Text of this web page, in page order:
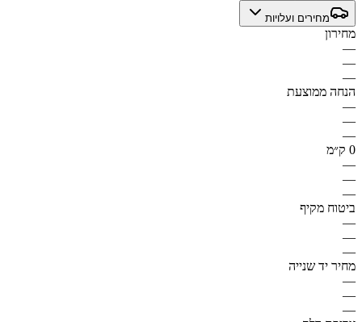
מחירים ועלויות
מחירון
—
—
—
הנחה ממוצעת
—
—
—
0 ק״מ
—
—
—
ביטוח מקיף
—
—
—
מחיר יד שנייה
—
—
—